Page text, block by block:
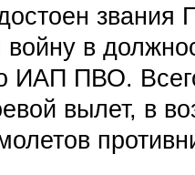
звания
в
ИАП ПВО.
вылет, в